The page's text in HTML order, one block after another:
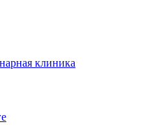
клиника